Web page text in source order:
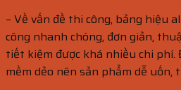
– Về vấn đề thi công, bảng hiệu
công nhanh chóng, đơn giản,
tiết kiệm được khá nhiều chi
mềm dẻo nên sản phẩm dễ uốn,